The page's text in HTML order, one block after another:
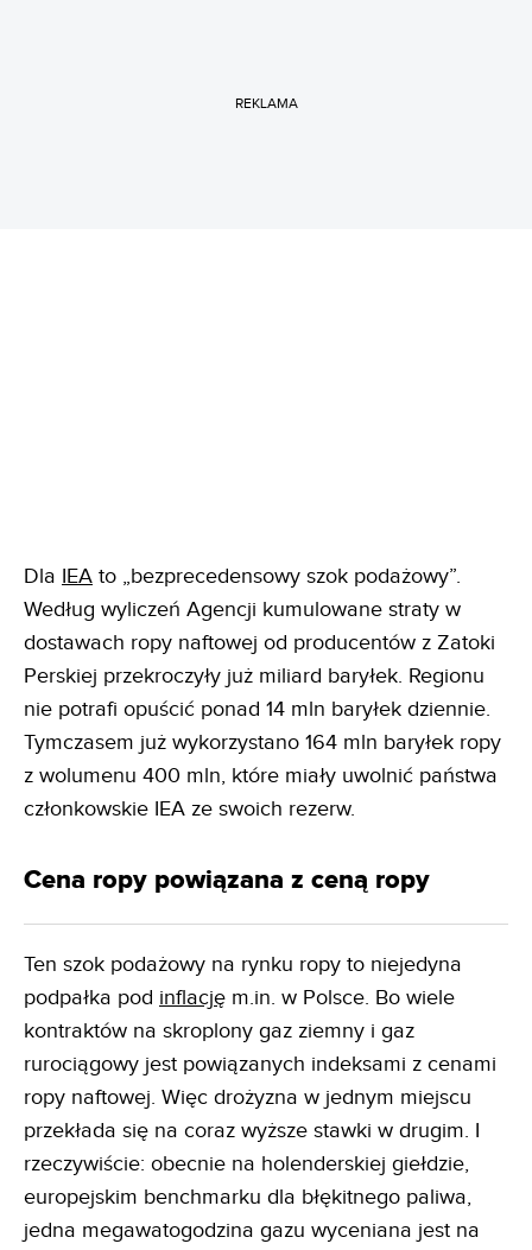
REKLAMA
Dla IEA to „bezprecedensowy szok podażowy”.
Według wyliczeń Agencji kumulowane straty w
dostawach ropy naftowej od producentów z Zatoki
Perskiej przekroczyły już miliard baryłek. Regionu
nie potrafi opuścić ponad 14 mln baryłek dziennie.
Tymczasem już wykorzystano 164 mln baryłek ropy
z wolumenu 400 mln, które miały uwolnić państwa
członkowskie IEA ze swoich rezerw.
Cena ropy powiązana z ceną ropy
Ten szok podażowy na rynku ropy to niejedyna
podpałka pod inflację m.in. w Polsce. Bo wiele
kontraktów na skroplony gaz ziemny i gaz
rurociągowy jest powiązanych indeksami z cenami
ropy naftowej. Więc drożyzna w jednym miejscu
przekłada się na coraz wyższe stawki w drugim. I
rzeczywiście: obecnie na holenderskiej giełdzie,
europejskim benchmarku dla błękitnego paliwa,
jedna megawatogodzina gazu wyceniana jest na